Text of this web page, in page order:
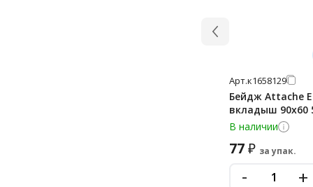
Арт.к1658129
Бейдж Attache
вкладыш 90x60
В наличии
77₽ за упак.
- +